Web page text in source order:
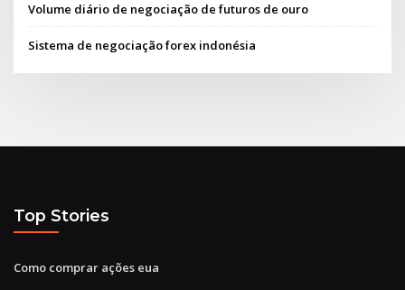
Volume diário de negociação de futuros de ouro
Sistema de negociação forex indonésia
Top Stories
Como comprar ações eua